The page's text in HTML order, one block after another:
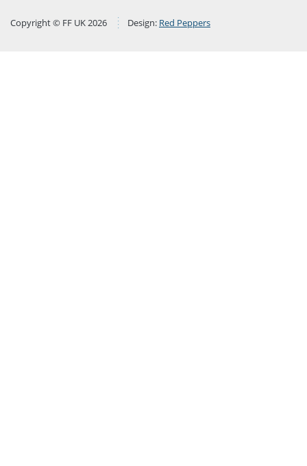
Copyright © FF UK 2026 Design: Red Peppers